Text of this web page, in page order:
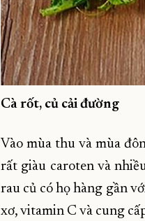
Cà rốt, củ cải đường
Vào mùa thu và mùa
rất giàu caroten và
rau củ có họ hàng gần
xơ, vitamin C và cung